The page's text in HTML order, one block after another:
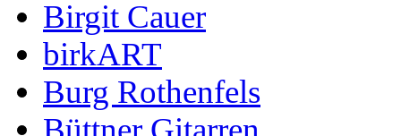
Birgit Cauer
birkART
Burg Rothenfels